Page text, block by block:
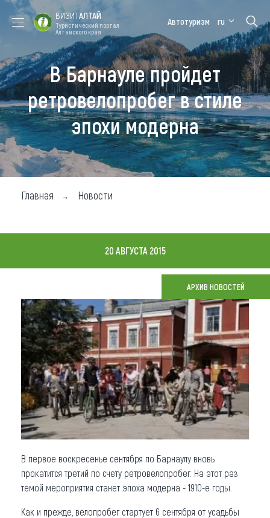
Форум VISIT
ALTAI
Цветение
маральника
Медицинский
форум
Алтайская
зимовка
Туры
Где побывать
Чем заняться
Новости
О регионе
Коллекция впечатлений
Другие рубрики
ВИЗИТАЛТАЙ
Туристический портал
Алтайского края
Автотуризм ru
В Барнауле пройдет
ретровелопробег в стиле
эпохи модерна
Главная Новости
20 АВГУСТА 2015
АРХИВ НОВОСТЕЙ
В первое воскресенье сентября по Барнаулу вновь
прокатится третий по счету ретровелопробег. На этот раз
темой мероприятия станет эпоха модерна - 1910-е годы.
Как и прежде, велопробег стартует 6 сентября от усадьбы